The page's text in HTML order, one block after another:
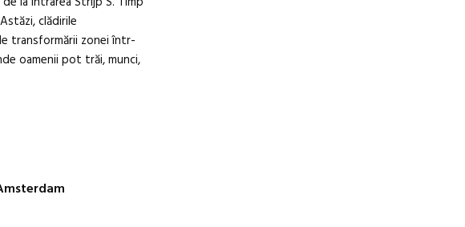
clădirile
transformării zonei într-
oamenii pot trăi, munci,